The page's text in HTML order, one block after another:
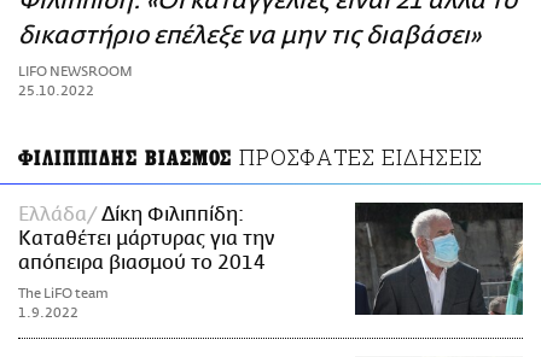
ΑΜΠΑ
PRINT
δικαστήριο επέλεξε να μην τις διαβάσει»
LIFO NEWSROOM
25.10.2022
ΦΙΛΙΠΠΙΔΗΣ ΒΙΑΣΜΟΣ ΠΡΟΣΦΑΤΕΣ ΕΙΔΗΣΕΙΣ
Ελλάδα
Δίκη Φιλιππίδη:
Καταθέτει μάρτυρας για την
απόπειρα βιασμού το 2014
The LiFO team
1.9.2022